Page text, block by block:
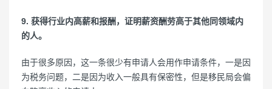
9. 获得行业内高薪和报酬，证明薪资酬劳高于其他同领域内
的人。
由于很多原因，这一条很少有申请人会用作申请条件，一是因
为税务问题，二是因为收入一般具有保密性，但是移民局会偏